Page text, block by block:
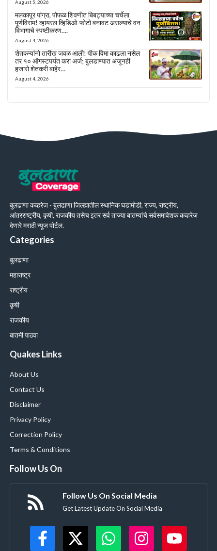
August 5, 2026
मलकापूर पांग्रा, पोफळ शिवणीत बिबट्याच्या चर्चेला
पूर्णविराम! व्हायरल व्हिडिओ-फोटो बनावट असल्याचे वन
विभागाचे स्पष्टीकरण….
August 4, 2026
शेतकऱ्यांनो तारीख जवळ आली! पीक विमा काढला नसेल
तर १० ऑगस्टपर्यंत करा अर्ज; बुलडाण्यात अजूनही
हजारो शेतकरी बाहेर…
August 4, 2026
बुलढाणा कव्हरेज - बुलढाणा जिल्ह्यातील स्थानिक घडामोडी, राज्य, राष्ट्रीय,
आंतरराष्ट्रीय, कृषी, राजकीय तसेच इतर सर्व ताज्या बातम्यांचे सर्वसमावेशक कव्हरेज
देणारे मराठी न्यूज पोर्टल.
Categories
बुलढाणा
महाराष्ट्र
राष्ट्रीय
कृषी
राजकीय
बातमी पाठवा
Quakes Links
About Us
Contact Us
Disclaimer
Privacy Policy
Correction Policy
Terms & Conditions
Follow Us On
Follow Us On Social Media
Get Latest Update On Social Media